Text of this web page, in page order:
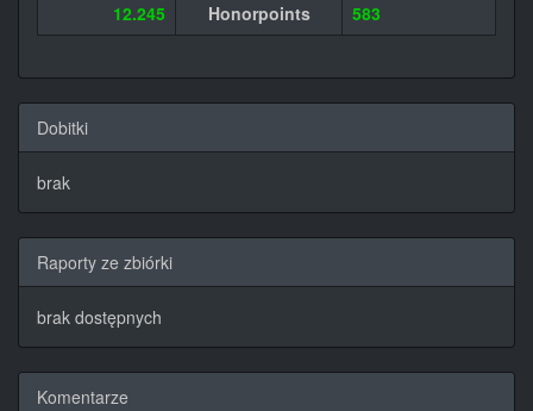
12.245
Honorpoints 583
Dobitki
brak
Raporty ze zbiórki
brak dostępnych
Komentarze